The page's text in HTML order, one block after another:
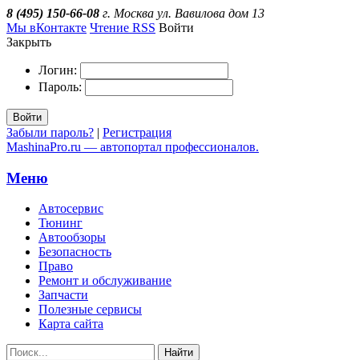
8 (495) 150-66-08 г. Москва ул. Вавилова дом 13
Мы вКонтакте Чтение RSS Войти
Закрыть
Логин:
Пароль:
Войти
Забыли пароль? | Регистрация
MashinaPro.ru — автопортал профессионалов.
Меню
Автосервис
Тюнинг
Автообзоры
Безопасность
Право
Ремонт и обслуживание
Запчасти
Полезные сервисы
Карта сайта
Найти